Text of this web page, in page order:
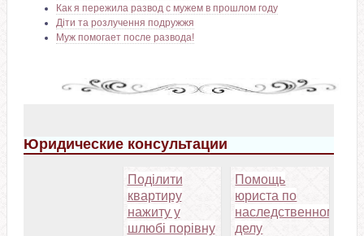
Как я пережила развод с мужем в прошлом году
Діти та розлучення подружжя
Муж помогает после развода!
Юридические консультации
Помощь
юриста по
наследственному
делу
Поділити
квартиру
нажиту у
шлюбі порівну